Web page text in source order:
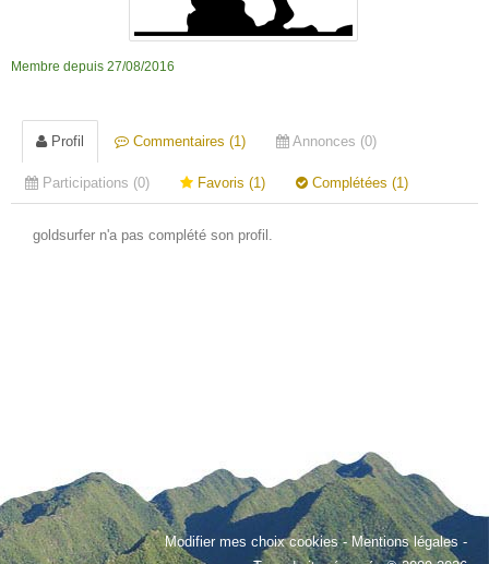
Membre depuis 27/08/2016
Profil Commentaires (1) Annonces (0)
Participations (0) Favoris (1) Complétées (1)
goldsurfer n'a pas complété son profil.
Modifier mes choix cookies-Mentions légales -